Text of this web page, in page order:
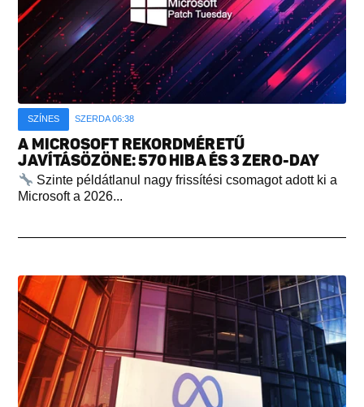
SZÍNES SZERDA 06:38
A MICROSOFT REKORDMÉRETŰ
JAVÍTÁSÖZÖNE: 570 HIBA ÉS 3 ZERO-DAY
Szinte példátlanul nagy frissítési csomagot adott ki a
Microsoft a 2026...